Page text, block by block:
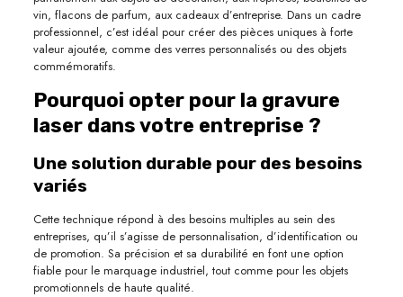
vin, flacons de parfum, aux cadeaux d’entreprise. Dans un cadre
professionnel, c’est idéal pour créer des pièces uniques à forte
valeur ajoutée, comme des verres personnalisés ou des objets
commémoratifs.
Pourquoi opter pour la gravure
laser dans votre entreprise ?
Une solution durable pour des besoins
variés
Cette technique répond à des besoins multiples au sein des
entreprises, qu’il s’agisse de personnalisation, d’identification ou
de promotion. Sa précision et sa durabilité en font une option
fiable pour le marquage industriel, tout comme pour les objets
promotionnels de haute qualité.